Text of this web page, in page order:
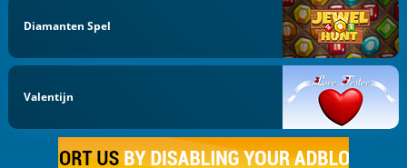
Diamanten Spel
Valentijn